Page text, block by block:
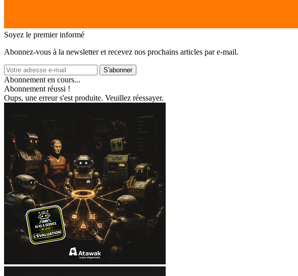
Soyez le premier informé
Abonnez‑vous à la newsletter et recevez nos prochains articles par e‑mail.
S'abonner
Abonnement en cours...
Abonnement réussi !
Oups, une erreur s'est produite. Veuillez réessayer.